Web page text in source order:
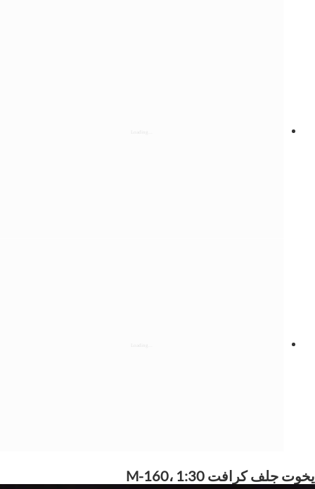
يخوت جلف كرافت M-160، 1:30